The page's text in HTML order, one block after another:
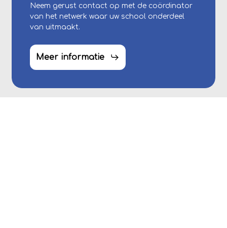
Neem gerust contact op met de coördinator
van het netwerk waar uw school onderdeel
van uitmaakt.
Meer informatie